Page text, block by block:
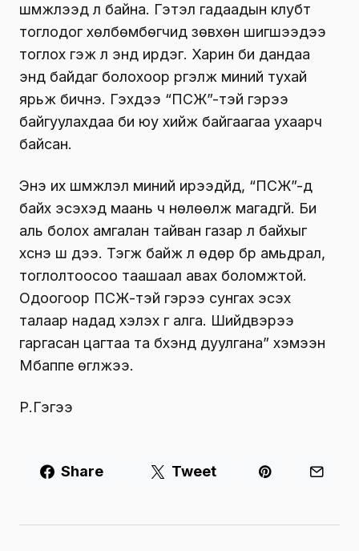
шүүмжлээд л байна. Гэтэл гадаадын клубт
тоглодог хөлбөмбөгчид зөвхөн шигшээдээ
тоглох гэж л энд ирдэг. Харин би дандаа
энд байдаг болохоор үргэлж миний тухай
ярьж бичнэ. Гэхдээ “ПСЖ”-тэй гэрээ
байгуулахдаа би юу хийж байгаагаа ухаарч
байсан.
Энэ их шүүмжлэл миний ирээдүйд, “ПСЖ”-д
байх эсэхэд маань ч нөлөөлж магадгүй. Би
аль болох амгалан тайван газар л байхыг
хүснэ шүү дээ. Тэгж байж л өдөр бүр амьдрал,
тоглолтоосоо таашаал авах боломжтой.
Одоогоор ПСЖ-тэй гэрээ сунгах эсэх
талаар надад хэлэх үг алга. Шийдвэрээ
гаргасан цагтаа та бүхэнд дуулгана” хэмээн
Мбаппе өгүүлжээ.
Р.Гэгээ
Share Tweet